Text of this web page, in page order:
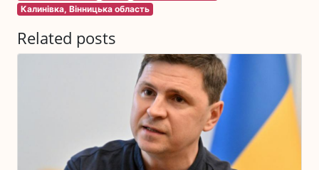
Калинівка, Вінницька область
Related posts